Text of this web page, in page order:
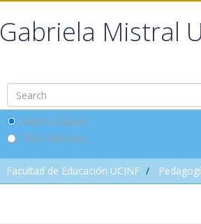
Gabriela Mistral
Search DSpace
This Collection
Facultad de Educación UCINF